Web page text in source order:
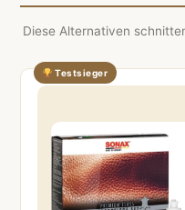
Diese Alternativen
Testsieger